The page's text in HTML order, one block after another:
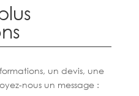
un devis, une
nous un message :